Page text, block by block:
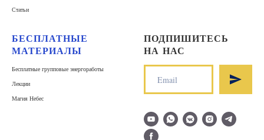
Статьи
БЕСПЛАТНЫЕ
МАТЕРИАЛЫ
Бесплатные групповые энергоработы
Лекции
Магия Небес
ПОДПИШИТЕСЬ
НА НАС